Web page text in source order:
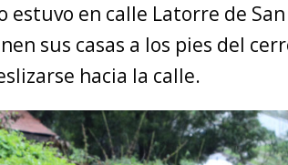
estuvo en calle Latorre de
sus casas a los pies del
hacia la calle.